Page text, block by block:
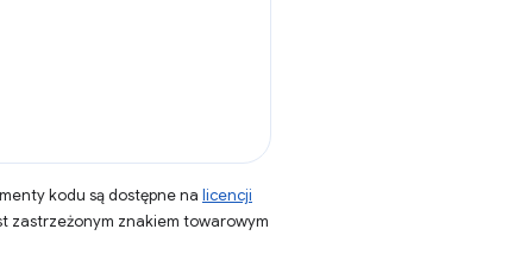
kodu są dostępne na licencji
zastrzeżonym znakiem towarowym